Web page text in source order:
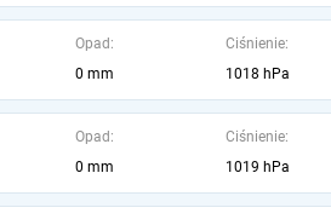
Opad:
0 mm
Ciśnienie:
1018 hPa
Opad:
0 mm
Ciśnienie:
1019 hPa